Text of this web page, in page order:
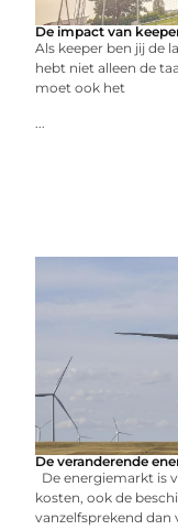
De impact van
Als keeper ben jij de
hebt niet alleen de
moet ook het
...
De veranderende
De energiemarkt is
kosten, ook de
vanzelfsprekend